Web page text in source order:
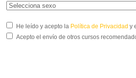
He leído y acepto la Política de Privacidad y
Acepto el envío de otros cursos